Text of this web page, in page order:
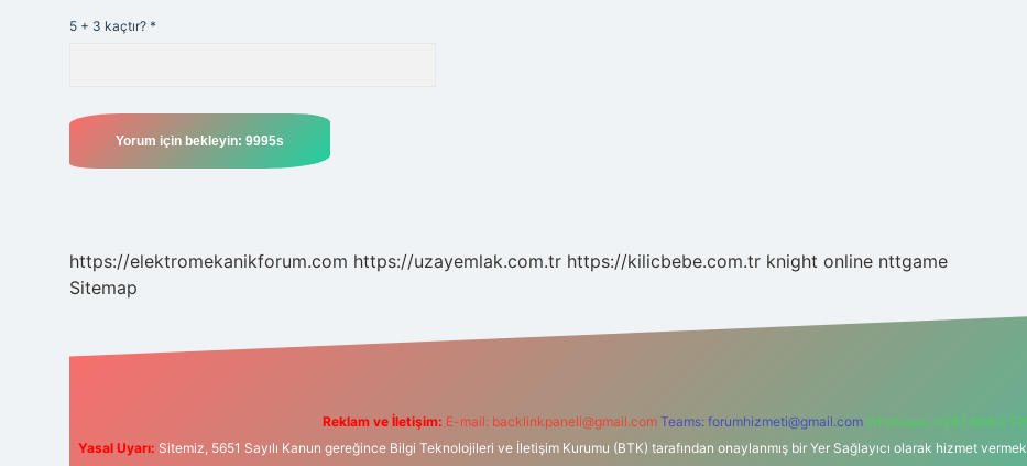
5 + 3 kaçtır? *
https://elektromekanikforum.com https://uzayemlak.com.tr https://kilicbebe.com.tr knight online nttgame
Sitemap
Reklam ve İletişim: E-mail: backlinkpaneli@gmail.com Teams: forumhizmeti@gmail.com Whatsapp: 0262 606 0
Yasal Uyarı: Sitemiz, 5651 Sayılı Kanun gereğince Bilgi Teknolojileri ve İletişim Kurumu (BTK) tarafından onaylanmış bir Yer Sağlayıcı olarak hizmet